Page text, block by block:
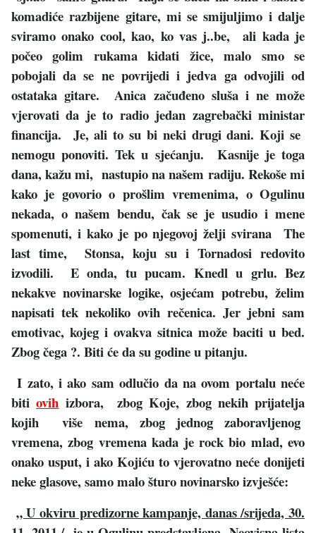
komadiće razbijene gitare, mi se smijuljimo i dalje
sviramo onako cool, kao, ko vas j..be, ali kada je
počeo golim rukama kidati žice, malo smo se
pobojali da se ne povrijedi i jedva ga odvojili od
ostataka gitare. Anica začuđeno sluša i ne može
vjerovati da je to radio jedan zagrebački ministar
financija. Je, ali to su bi neki drugi dani. Koji se
nemogu ponoviti. Tek u sjećanju. Kasnije je toga
dana, kažu mi, nastupio na našem radiju. Rekoše mi
kako je govorio o prošlim vremenima, o Ogulinu
nekada, o našem bendu, čak se je usudio i mene
spomenuti, i kako je po njegovoj želji svirana The
last time, Stonsa, koju su i Tornadosi redovito
izvodili. E onda, tu pucam. Knedl u grlu. Bez
nekakve novinarske logike, osjećam potrebu, želim
napisati tek nekoliko ovih rečenica. Jer jebni sam
emotivac, kojeg i ovakva sitnica može baciti u bed.
Zbog čega ?. Biti će da su godine u pitanju.
I zato, i ako sam odlučio da na ovom portalu neće
bitiovih izbora, zbog Koje, zbog nekih prijatelja
kojih više nema, zbog jednog zaboravljenog
vremena, zbog vremena kada je rock bio mlad, evo
onako usput, i ako Kojiću to vjerovatno neće donijeti
neke glasove, samo malo šturo novinarsko izvješće:
„ U okviru predizorne kampanje, danas /srijeda, 30.